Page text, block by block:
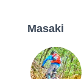
Masaki